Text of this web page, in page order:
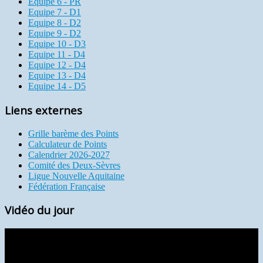
Equipe 7 - D1
Equipe 8 - D2
Equipe 9 - D2
Equipe 10 - D3
Equipe 11 - D4
Equipe 12 - D4
Equipe 13 - D4
Equipe 14 - D5
Liens externes
Grille barème des Points
Calculateur de Points
Calendrier 2026-2027
Comité des Deux-Sèvres
Ligue Nouvelle Aquitaine
Fédération Française
Vidéo du jour